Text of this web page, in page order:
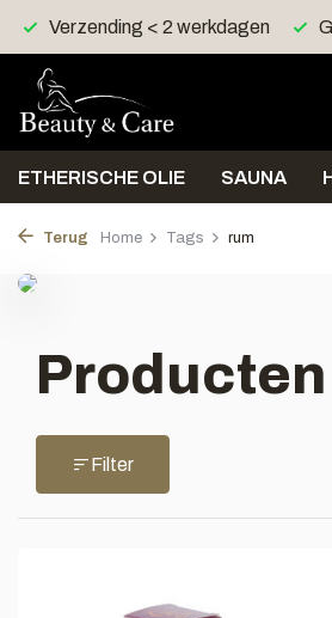
Verzending < 2 werkdagen
ETHERISCHE OLIE SAUNA
Terug Home Tags rum
Filter